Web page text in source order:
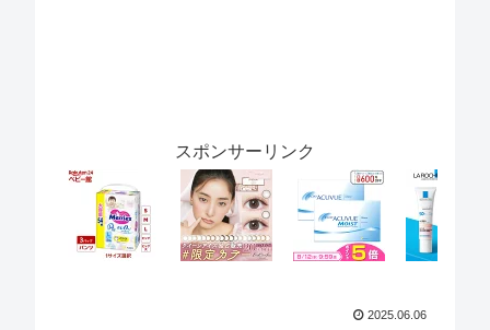
スポンサーリンク
2025.06.06